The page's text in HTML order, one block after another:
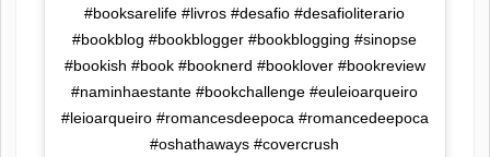
#booksarelife #livros #desafio #desafioliterario
#bookblog #bookblogger #bookblogging #sinopse
#bookish #book #booknerd #booklover #bookreview
#naminhaestante #bookchallenge #euleioarqueiro
#leioarqueiro #romancesdeepoca #romancedeepoca
#oshathaways #covercrush